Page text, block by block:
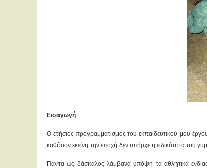
Εισαγωγή
Ο ετήσιος προγραμματισμός του εκπαιδευτικού μου
καθόσον εκείνη την εποχή δεν υπήρχε η ειδικότητα του
Πάντα ως δάσκαλος λάμβανα υπόψη τα αθλητικά